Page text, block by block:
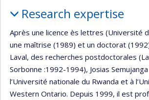
Research expertise
Après une licence ès lettres (Université
une maîtrise (1989) et un doctorat
Laval, des recherches postdoctorales
Sorbonne :1992-1994), Josias
l’Université nationale du Rwanda et à
Western Ontario. Depuis 1999, il est